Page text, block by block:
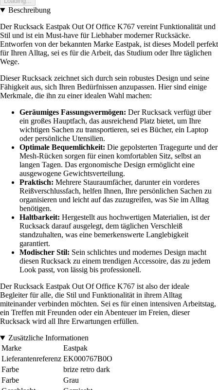
Beschreibung
Der Rucksack Eastpak Out Of Office K767 vereint Funktionalität und
Stil und ist ein Must-have für Liebhaber moderner Rucksäcke.
Entworfen von der bekannten Marke Eastpak, ist dieses Modell perfekt
für Ihren Alltag, sei es für die Arbeit, das Studium oder Ihre täglichen
Wege.
Dieser Rucksack zeichnet sich durch sein robustes Design und seine
Fähigkeit aus, sich Ihren Bedürfnissen anzupassen. Hier sind einige
Merkmale, die ihn zu einer idealen Wahl machen:
Geräumiges Fassungsvermögen: Der Rucksack verfügt über
ein großes Hauptfach, das ausreichend Platz bietet, um Ihre
wichtigen Sachen zu transportieren, sei es Bücher, ein Laptop
oder persönliche Utensilien.
Optimale Bequemlichkeit: Die gepolsterten Tragegurte und der
Mesh-Rücken sorgen für einen komfortablen Sitz, selbst an
langen Tagen. Das ergonomische Design ermöglicht eine
ausgewogene Gewichtsverteilung.
Praktisch: Mehrere Stauraumfächer, darunter ein vorderes
Reißverschlussfach, helfen Ihnen, Ihre persönlichen Sachen zu
organisieren und leicht auf das zuzugreifen, was Sie im Alltag
benötigen.
Haltbarkeit: Hergestellt aus hochwertigen Materialien, ist der
Rucksack darauf ausgelegt, dem täglichen Verschleiß
standzuhalten, was eine bemerkenswerte Langlebigkeit
garantiert.
Modischer Stil: Sein schlichtes und modernes Design macht
diesen Rucksack zu einem trendigen Accessoire, das zu jedem
Look passt, von lässig bis professionell.
Der Rucksack Eastpak Out Of Office K767 ist also der ideale
Begleiter für alle, die Stil und Funktionalität in ihrem Alltag
miteinander verbinden möchten. Sei es für einen intensiven Arbeitstag,
ein Treffen mit Freunden oder ein Abenteuer im Freien, dieser
Rucksack wird all Ihre Erwartungen erfüllen.
Zusätzliche Informationen
Marke
Eastpak
Lieferantenreferenz EK000767B0O
Farbe
brize retro dark
Farbe
Grau